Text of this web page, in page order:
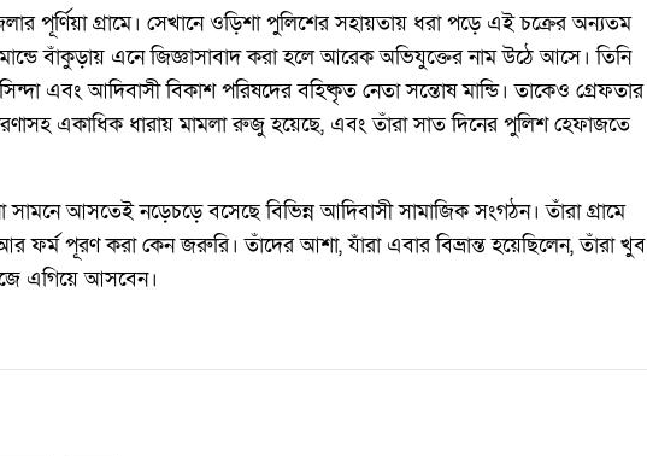
পূর্ণিয়া গ্রামে। সেখানে ওড়িশা পুলিশের সহায়তায় ধরা পড়ে এই চক্রের অন্যতম
বাঁকুড়ায় এনে জিজ্ঞাসাবাদ করা হলে আরেক অভিযুক্তের নাম উঠে আসে। তিনি
এবং আদিবাসী বিকাশ পরিষদের বহিষ্কৃত নেতা সন্তোষ মান্ডি। তাকেও গ্রেফতার
একাধিক ধারায় মামলা রুজু হয়েছে, এবং তাঁরা সাত দিনের পুলিশ হেফাজতে
সামনে আসতেই নড়েচড়ে বসেছে বিভিন্ন আদিবাসী সামাজিক সংগঠন। তাঁরা গ্রামে
ফর্ম পূরণ করা কেন জরুরি। তাঁদের আশা, যাঁরা এবার বিভ্রান্ত হয়েছিলেন, তাঁরা খুব
এগিয়ে আসবেন।